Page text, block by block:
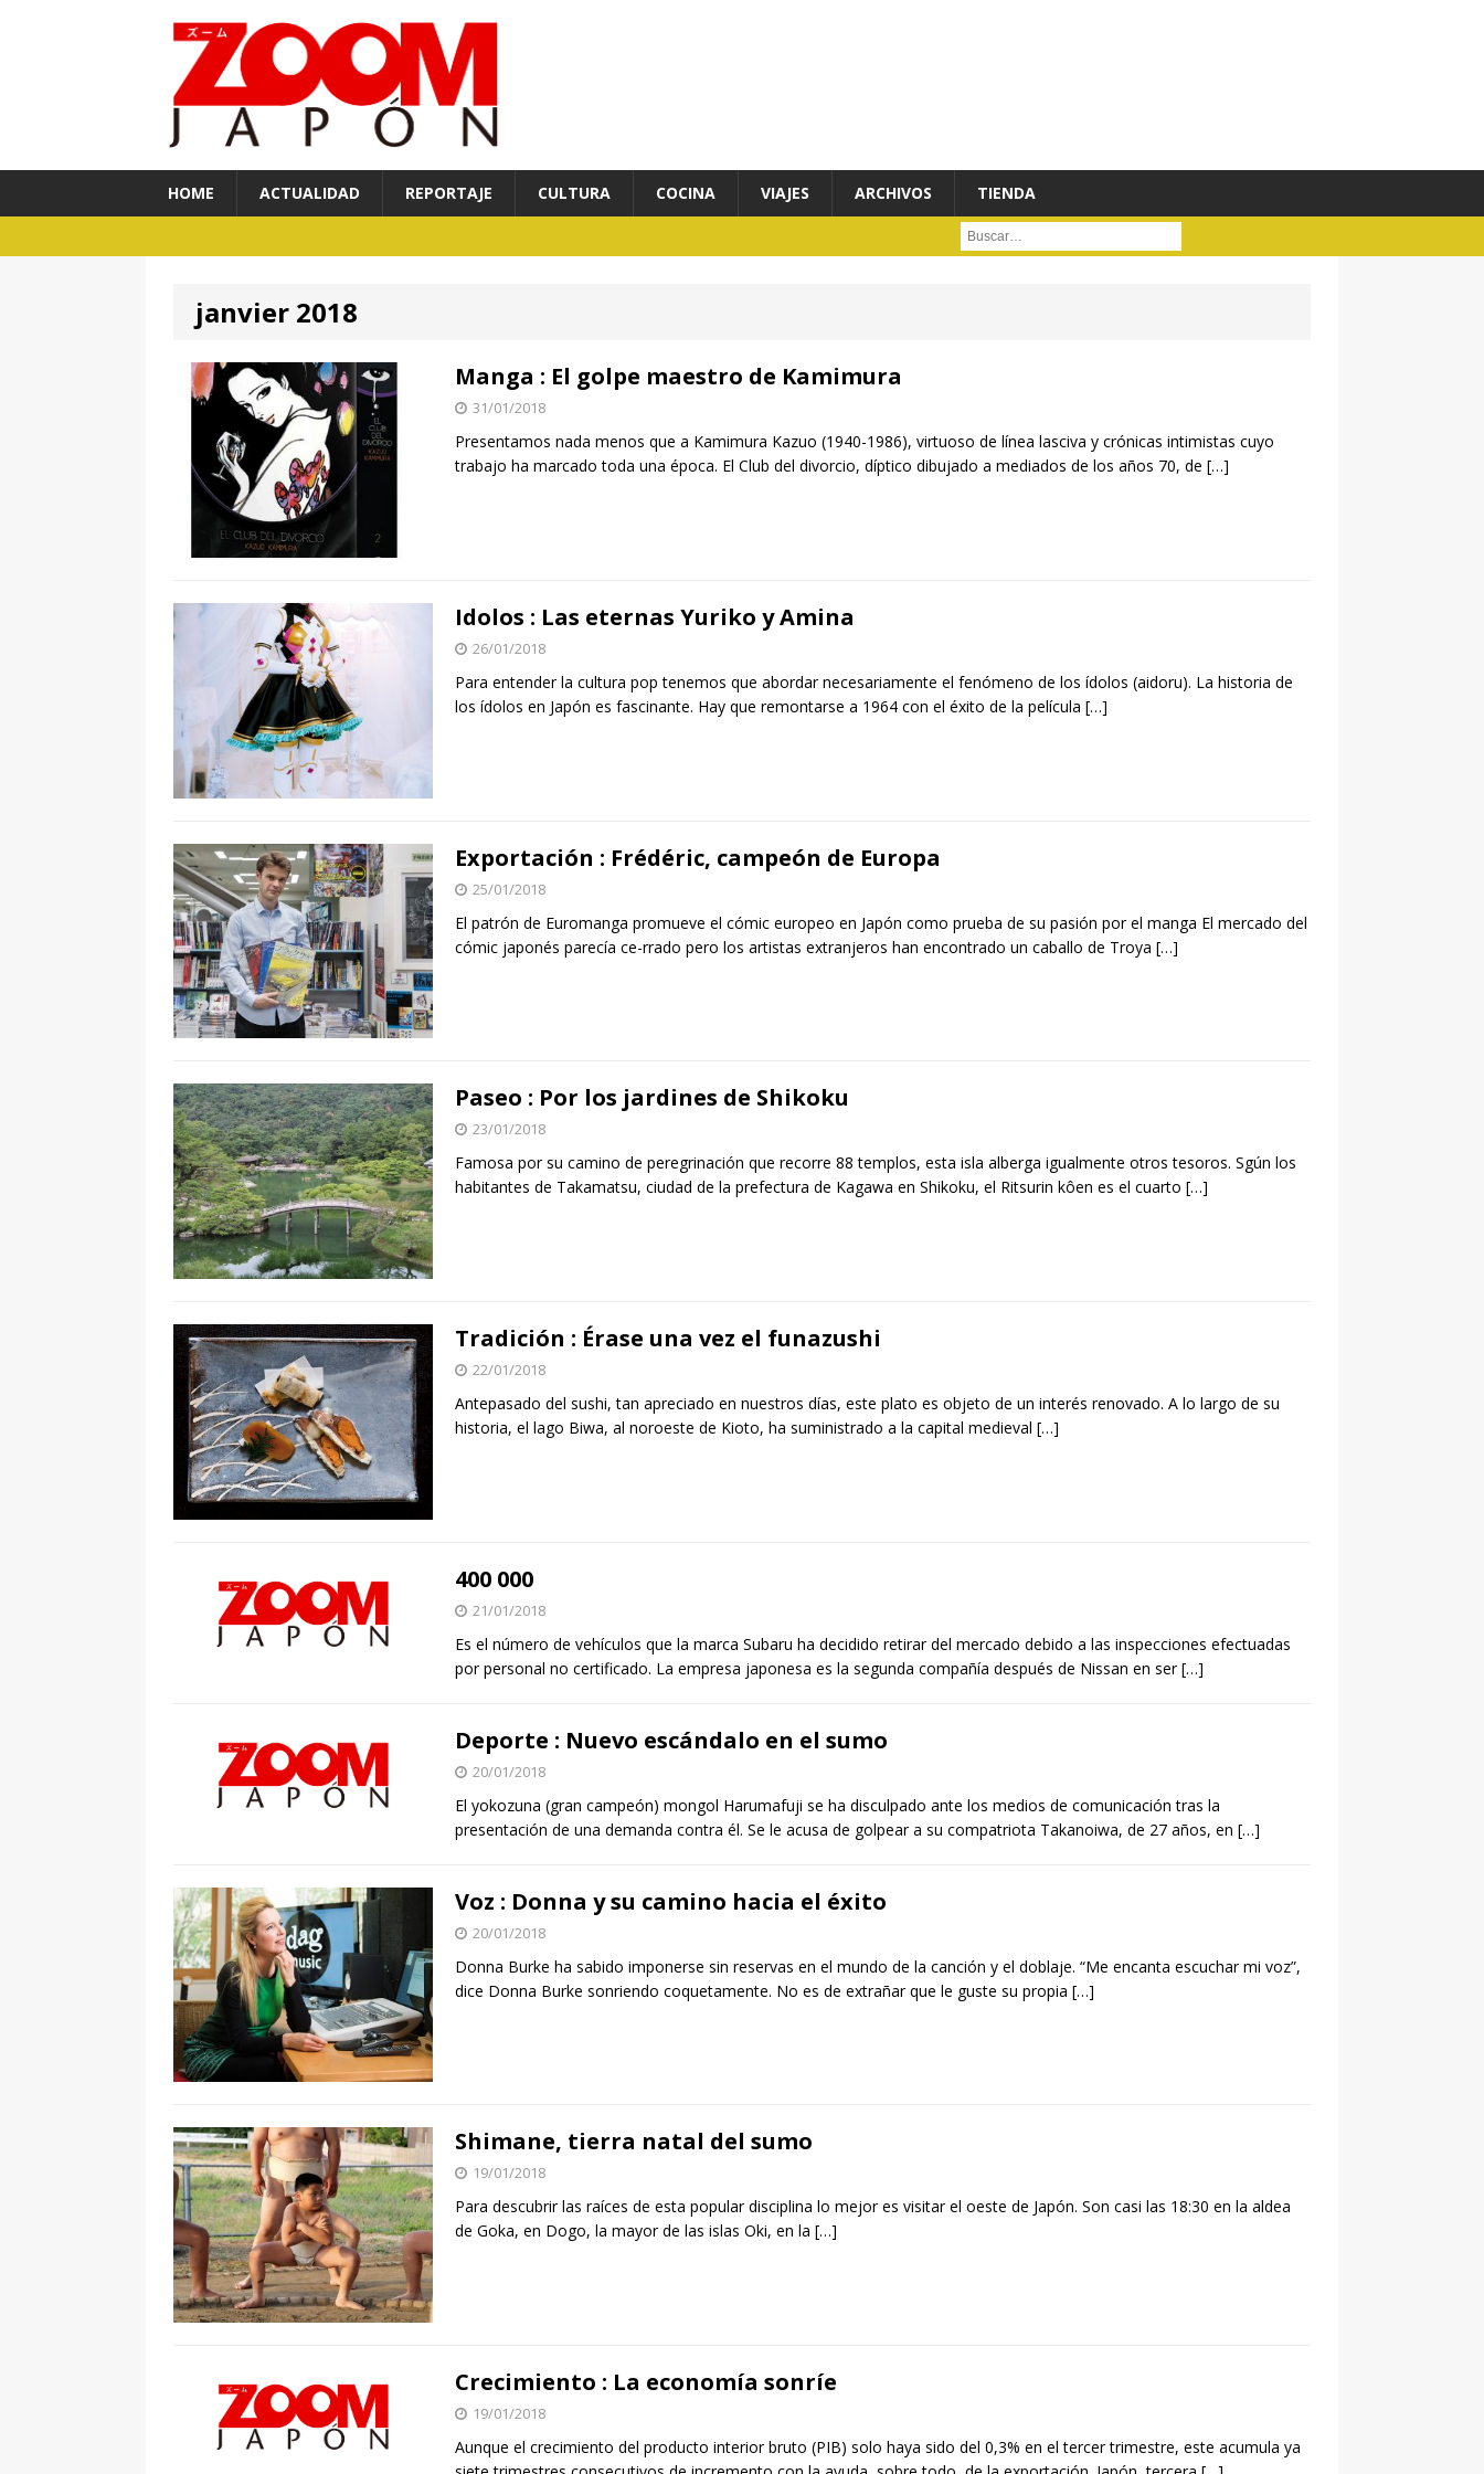
HOME ACTUALIDAD REPORTAJE CULTURA COCINA VIAJES ARCHIVOS
TIENDA
Buscar :
janvier 2018
Manga : El golpe maestro de Kamimura
31/01/2018
Presentamos nada menos que a Kamimura Kazuo (1940-1986), virtuoso de línea lasciva y crónicas intimistas cuyo
trabajo ha marcado toda una época. El Club del divorcio, díptico dibujado a mediados de los años 70, de […]
Idolos : Las eternas Yuriko y Amina
26/01/2018
Para entender la cultura pop tenemos que abordar necesariamente el fenómeno de los ídolos (aidoru). La historia de
los ídolos en Japón es fascinante. Hay que remontarse a 1964 con el éxito de la película […]
Exportación : Frédéric, campeón de Europa
25/01/2018
El patrón de Euromanga promueve el cómic europeo en Japón como prueba de su pasión por el manga El mercado del
cómic japonés parecía ce-rrado pero los artistas extranjeros han encontrado un caballo de Troya […]
Paseo : Por los jardines de Shikoku
23/01/2018
Famosa por su camino de peregrinación que recorre 88 templos, esta isla alberga igualmente otros tesoros. Sgún los
habitantes de Takamatsu, ciudad de la prefectura de Kagawa en Shikoku, el Ritsurin kôen es el cuarto […]
Tradición : Érase una vez el funazushi
22/01/2018
Antepasado del sushi, tan apreciado en nuestros días, este plato es objeto de un interés renovado. A lo largo de su
historia, el lago Biwa, al noroeste de Kioto, ha suministrado a la capital medieval […]
400 000
21/01/2018
Es el número de vehículos que la marca Subaru ha decidido retirar del mercado debido a las inspecciones efectuadas
por personal no certificado. La empresa japonesa es la segunda compañía después de Nissan en ser[…]
Deporte : Nuevo escándalo en el sumo
20/01/2018
El yokozuna (gran campeón) mongol Harumafuji se ha disculpado ante los medios de comunicación tras la
presentación de una demanda contra él. Se le acusa de golpear a su compatriota Takanoiwa, de 27 años, en […]
Voz : Donna y su camino hacia el éxito
20/01/2018
Donna Burke ha sabido imponerse sin reservas en el mundo de la canción y el doblaje. “Me encanta escuchar mi voz”,
dice Donna Burke sonriendo coquetamente. No es de extrañar que le guste su propia […]
Shimane, tierra natal del sumo
19/01/2018
Para descubrir las raíces de esta popular disciplina lo mejor es visitar el oeste de Japón. Son casi las 18:30 en la aldea
de Goka, en Dogo, la mayor de las islas Oki, en la […]
Crecimiento : La economía sonríe
19/01/2018
Aunque el crecimiento del producto interior bruto (PIB) solo haya sido del 0,3% en el tercer trimestre, este acumula ya